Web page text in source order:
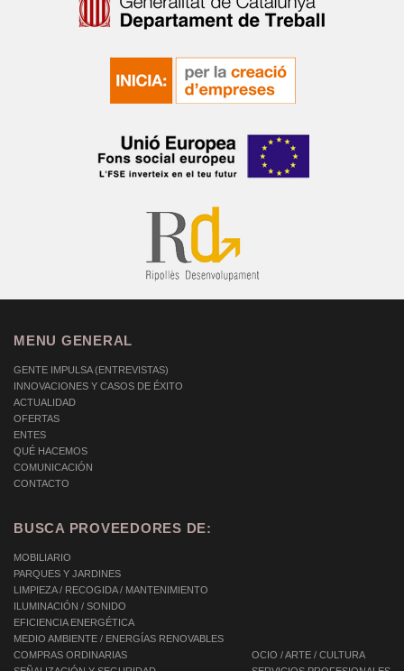
MENU GENERAL
GENTE IMPULSA (ENTREVISTAS)
INNOVACIONES Y CASOS DE ÉXITO
ACTUALIDAD
OFERTAS
ENTES
QUÉ HACEMOS
COMUNICACIÓN
CONTACTO
BUSCA PROVEEDORES DE:
MOBILIARIO
PARQUES Y JARDINES
LIMPIEZA / RECOGIDA / MANTENIMIENTO
ILUMINACIÓN / SONIDO
EFICIENCIA ENERGÉTICA
MEDIO AMBIENTE / ENERGÍAS RENOVABLES
COMPRAS ORDINARIAS
OCIO / ARTE / CULTURA